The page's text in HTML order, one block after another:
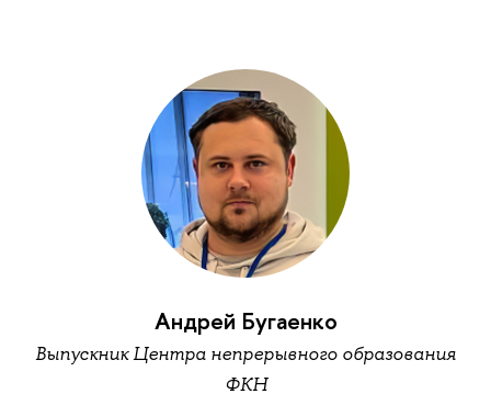
Андрей Бугаенко
Выпускник Центра непрерывного образования
ФКН